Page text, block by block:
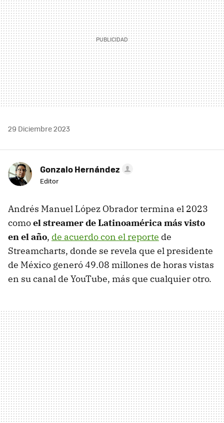
29 Diciembre 2023
Gonzalo Hernández
Editor
Andrés Manuel López Obrador termina el 2023
comoel streamer de Latinoamérica más visto
en el año, de acuerdo con el reporte de
Streamcharts, donde se revela que el presidente
de México generó 49.08 millones de horas vistas
en su canal de YouTube, más que cualquier otro.